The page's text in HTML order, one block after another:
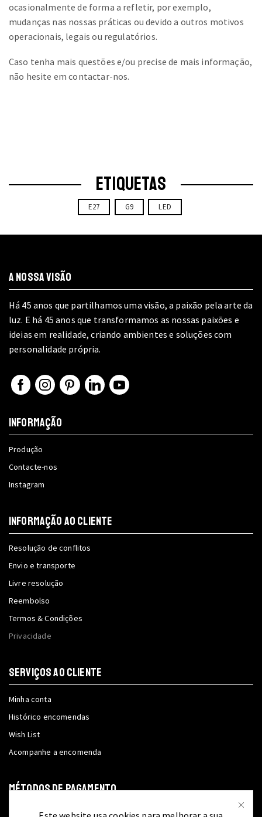
ocasionalmente de forma a refletir, por exemplo,
mudanças nas nossas práticas ou devido a outros motivos
operacionais, legais ou regulatórios.
Caso tenha mais questões e/ou precise de mais informação,
não hesite em contactar-nos.
ETIQUETAS
E27 G9 LED
A NOSSA VISÃO
Há 45 anos que partilhamos uma visão, a paixão pela arte da
luz. E há 45 anos que transformamos as nossas paixões e
ideias em realidade, criando ambientes e soluções com
personalidade própria.
FacebookInstagram
Pinterest
LinkedinYoutube
INFORMAÇÃO
Produção
Contacte-nos
Instagram
INFORMAÇÃO AO CLIENTE
Resolução de conflitos
Envio e transporte
Livre resolução
Reembolso
Termos & Condições
Privacidade
SERVIÇOS AO CLIENTE
Minha conta
Histórico encomendas
Wish List
Acompanhe a encomenda
MÉTODOS DE PAGAMENTO